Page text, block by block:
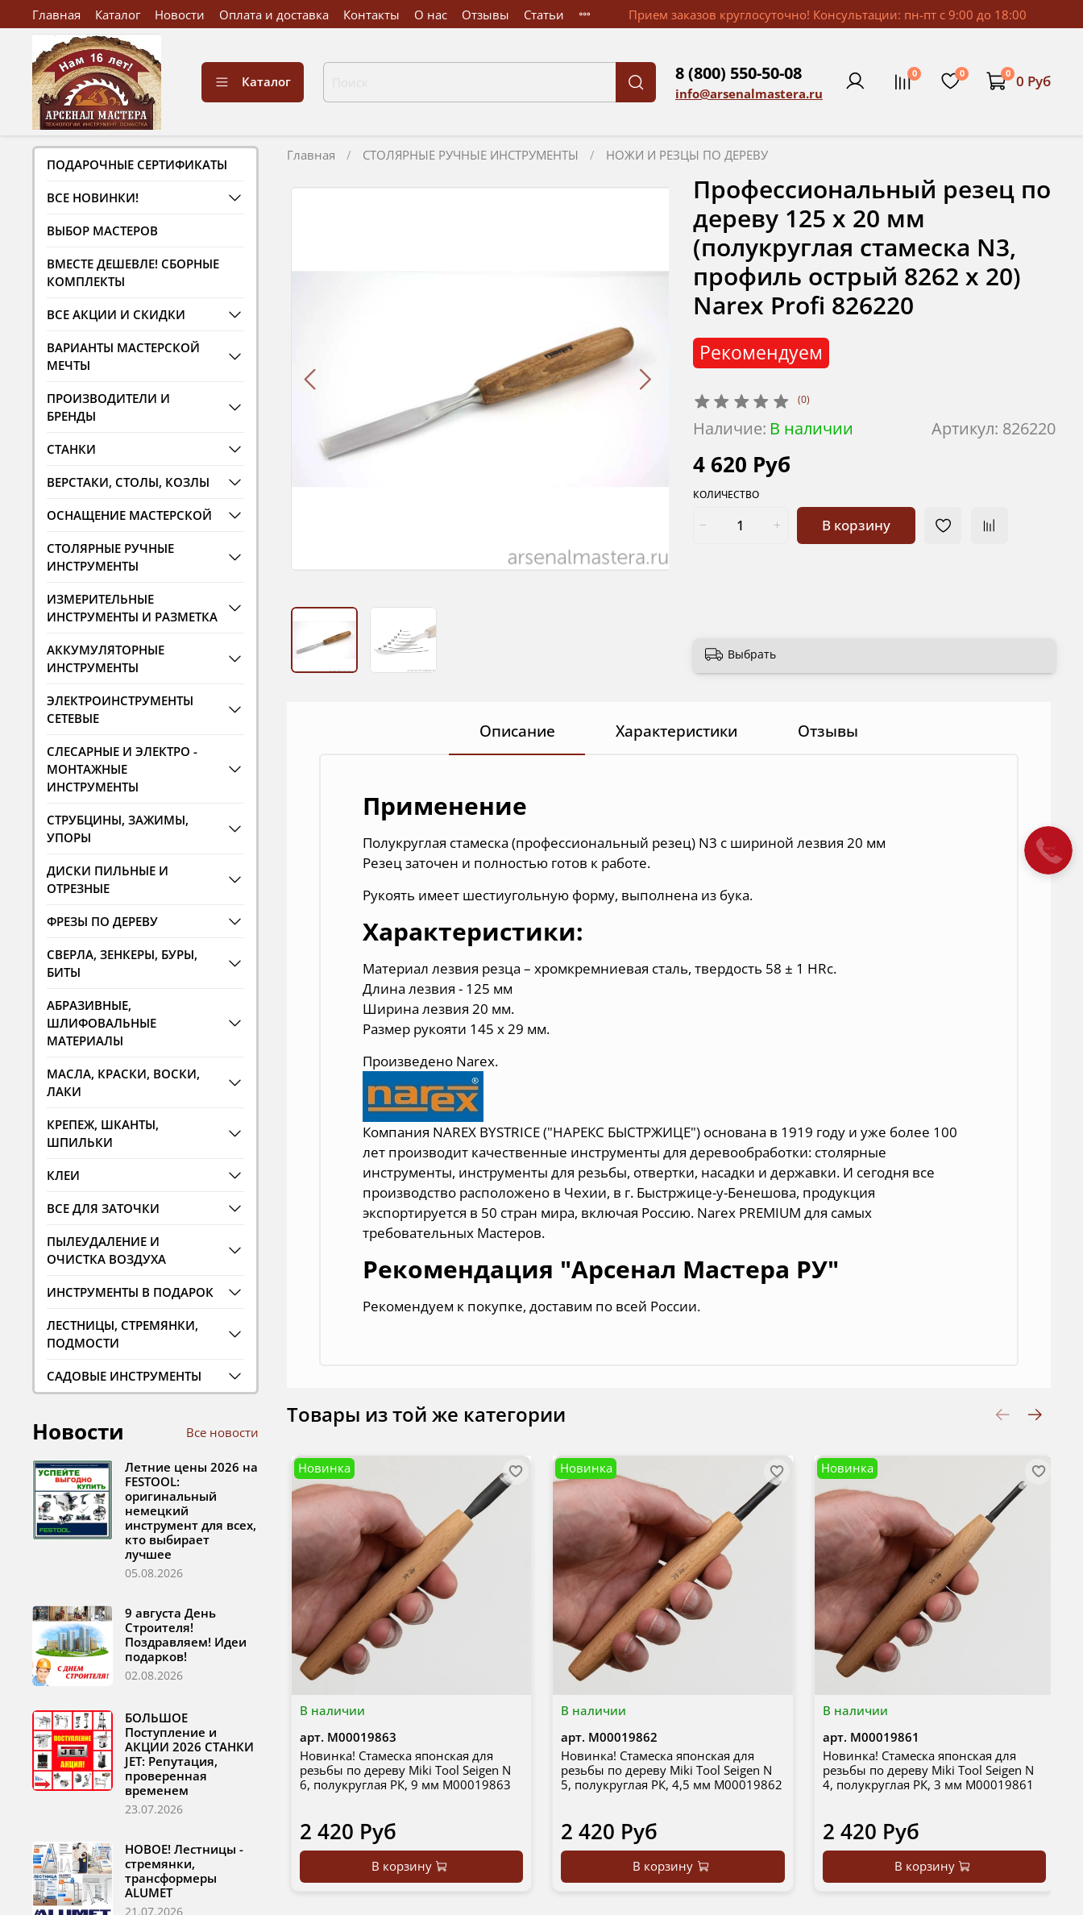
Главная Каталог Новости Оплата и доставка Контакты О нас Отзывы Статьи Прием заказов круглосуточно! Консультации: пн-пт с 9:00 до 18:00
Каталог 8 (800) 550-50-08
info@arsenalmastera.ru
0 0 0 0 Руб
Главная СТОЛЯРНЫЕ РУЧНЫЕ ИНСТРУМЕНТЫ НОЖИ И РЕЗЦЫ ПО ДЕРЕВУ
(0)
Артикул: 826220
Наличие: В наличии
Рекомендуем
Профессиональный резец по
дереву 125 х 20 мм
(полукруглая стамеска N3,
профиль острый 8262 х 20)
Narex Profi 826220
4 620 Руб
КОЛИЧЕСТВО
В корзину
Выбрать
Описание Характеристики Отзывы
Применение
Полукруглая стамеска (профессиональный резец) N3 с шириной лезвия 20 мм
Резец заточен и полностью готов к работе.
Рукоять имеет шестиугольную форму, выполнена из бука.
Характеристики:
Материал лезвия резца – хромкремниевая сталь, твердость 58 ± 1 HRc.
Длина лезвия - 125 мм
Ширина лезвия 20 мм.
Размер рукояти 145 х 29 мм.
Произведено Narex.
Компания NAREX BYSTRICE ("НАРЕКС БЫСТРЖИЦЕ") основана в 1919 году и уже более 100
лет производит качественные инструменты для деревообработки: столярные
инструменты, инструменты для резьбы, отвертки, насадки и державки. И сегодня все
производство расположено в Чехии, в г. Быстржице-у-Бенешова, продукция
экспортируется в 50 стран мира, включая Россию. Narex PREMIUM для самых
требовательных Мастеров.
Рекомендация "Арсенал Мастера РУ"
Рекомендуем к покупке, доставим по всей России.
Товары из той же категории
В наличии
Новинка
арт. М00019863
Новинка! Стамеска японская для
резьбы по дереву Miki Tool Seigen N
6, полукруглая РК, 9 мм М00019863
2 420 Руб
В корзину
В наличии
Новинка
арт. М00019862
Новинка! Стамеска японская для
резьбы по дереву Miki Tool Seigen N
5, полукруглая РК, 4,5 мм М00019862
2 420 Руб
В корзину
В наличии
Новинка
арт. М00019861
Новинка! Стамеска японская для
резьбы по дереву Miki Tool Seigen N
4, полукруглая РК, 3 мм М00019861
2 420 Руб
В корзину
ПОДАРОЧНЫЕ СЕРТИФИКАТЫ
ВСЕ НОВИНКИ!
ВЫБОР МАСТЕРОВ
ВМЕСТЕ ДЕШЕВЛЕ! СБОРНЫЕ
КОМПЛЕКТЫ
ВСЕ АКЦИИ И СКИДКИ
ВАРИАНТЫ МАСТЕРСКОЙ
МЕЧТЫ
ПРОИЗВОДИТЕЛИ И
БРЕНДЫ
СТАНКИ
ВЕРСТАКИ, СТОЛЫ, КОЗЛЫ
ОСНАЩЕНИЕ МАСТЕРСКОЙ
СТОЛЯРНЫЕ РУЧНЫЕ
ИНСТРУМЕНТЫ
ИЗМЕРИТЕЛЬНЫЕ
ИНСТРУМЕНТЫ И РАЗМЕТКА
АККУМУЛЯТОРНЫЕ
ИНСТРУМЕНТЫ
ЭЛЕКТРОИНСТРУМЕНТЫ
СЕТЕВЫЕ
СЛЕСАРНЫЕ И ЭЛЕКТРО -
МОНТАЖНЫЕ
ИНСТРУМЕНТЫ
СТРУБЦИНЫ, ЗАЖИМЫ,
УПОРЫ
ДИСКИ ПИЛЬНЫЕ И
ОТРЕЗНЫЕ
ФРЕЗЫ ПО ДЕРЕВУ
СВЕРЛА, ЗЕНКЕРЫ, БУРЫ,
БИТЫ
АБРАЗИВНЫЕ,
ШЛИФОВАЛЬНЫЕ
МАТЕРИАЛЫ
МАСЛА, КРАСКИ, ВОСКИ,
ЛАКИ
КРЕПЕЖ, ШКАНТЫ,
ШПИЛЬКИ
КЛЕИ
ВСЕ ДЛЯ ЗАТОЧКИ
ПЫЛЕУДАЛЕНИЕ И
ОЧИСТКА ВОЗДУХА
ИНСТРУМЕНТЫ В ПОДАРОК
ЛЕСТНИЦЫ, СТРЕМЯНКИ,
ПОДМОСТИ
САДОВЫЕ ИНСТРУМЕНТЫ
Новости Все новости
Летние цены 2026 на
FESTOOL:
оригинальный
немецкий
инструмент для всех,
кто выбирает
лучшее
05.08.2026
9 августа День
Строителя!
Поздравляем! Идеи
подарков!
02.08.2026
БОЛЬШОЕ
Поступление и
АКЦИИ 2026 СТАНКИ
JET: Репутация,
проверенная
временем
23.07.2026
НОВОЕ! Лестницы -
стремянки,
трансформеры
ALUMET
21.07.2026